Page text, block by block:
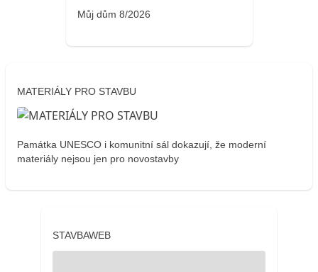
Můj dům 8/2026
MATERIÁLY PRO STAVBU
Památka UNESCO i komunitní sál dokazují, že moderní
materiály nejsou jen pro novostavby
STAVBAWEB